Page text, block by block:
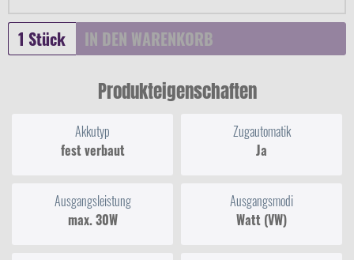
IN DEN WARENKORB
Produkteigenschaften
Akkutyp
fest verbaut
Zugautomatik
Ja
Ausgangsleistung
max. 30W
Ausgangsmodi
Watt (VW)